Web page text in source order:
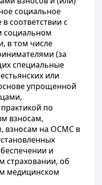
социальное
соответствии с
социальном
в том числе
(за
специальные
или
упрощенной
по
взносам,
взносам на ОСМС в
и
страховании, об
медицинском